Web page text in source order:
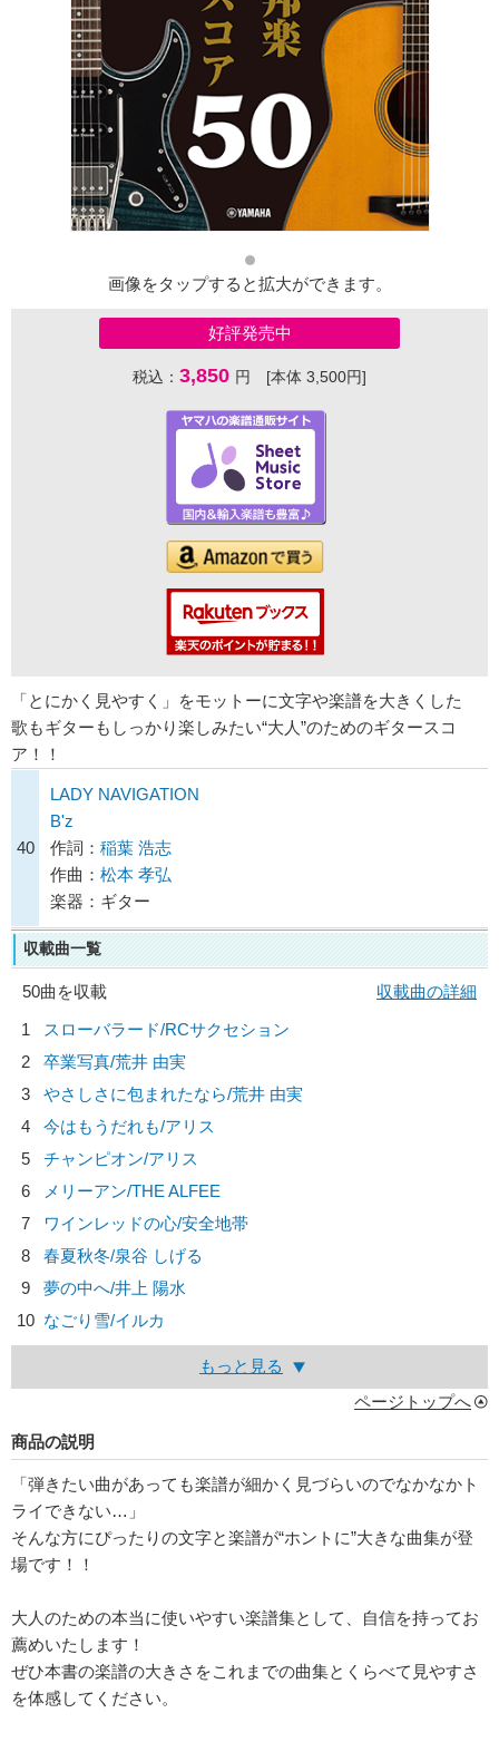
画像をタップすると拡大ができます。
好評発売中
税込： 3,850 円 [本体 3,500円]
「とにかく見やすく」をモットーに文字や楽譜を大きくした
歌もギターもしっかり楽しみたい“大人”のためのギタースコ
ア！！
40
LADY NAVIGATION
B'z
作詞： 稲葉 浩志
作曲： 松本 孝弘
楽器：ギター
収載曲一覧
50曲を収載
収載曲の詳細
1
スローバラード/RCサクセション
2
卒業写真/荒井 由実
3
やさしさに包まれたなら/荒井 由実
4
今はもうだれも/アリス
5
チャンピオン/アリス
6
メリーアン/THE ALFEE
7
ワインレッドの心/安全地帯
8
春夏秋冬/泉谷 しげる
9
夢の中へ/井上 陽水
10 なごり雪/イルカ
もっと見る
ページトップへ
商品の説明
「弾きたい曲があっても楽譜が細かく見づらいのでなかなかト
ライできない…」
そんな方にぴったりの文字と楽譜が“ホントに”大きな曲集が登
場です！！
大人のための本当に使いやすい楽譜集として、自信を持ってお
薦めいたします！
ぜひ本書の楽譜の大きさをこれまでの曲集とくらべて見やすさ
を体感してください。